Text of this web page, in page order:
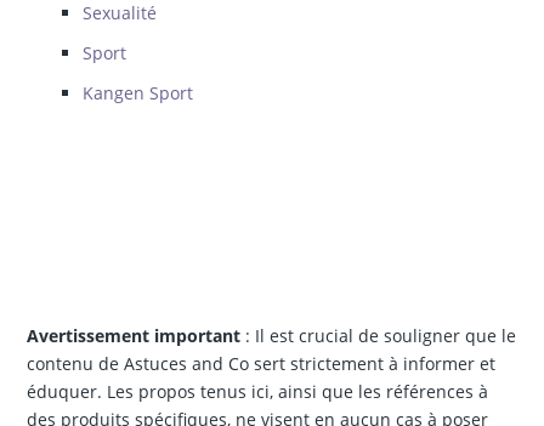
Sexualité
Sport
Kangen Sport
Avertissement important : Il est crucial de souligner que le
contenu de Astuces and Co sert strictement à informer et
éduquer. Les propos tenus ici, ainsi que les références à
des produits spécifiques, ne visent en aucun cas à poser